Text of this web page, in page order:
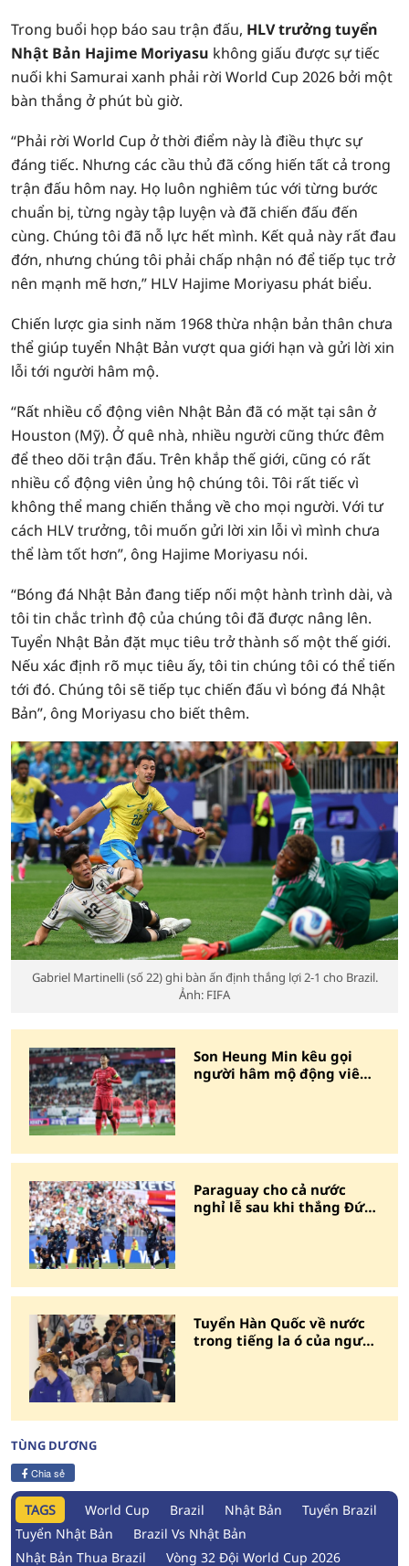
Trong buổi họp báo sau trận đấu, HLV trưởng tuyển
Nhật Bản Hajime Moriyasu không giấu được sự tiếc
nuối khi Samurai xanh phải rời World Cup 2026 bởi một
bàn thắng ở phút bù giờ.
“Phải rời World Cup ở thời điểm này là điều thực sự
đáng tiếc. Nhưng các cầu thủ đã cống hiến tất cả trong
trận đấu hôm nay. Họ luôn nghiêm túc với từng bước
chuẩn bị, từng ngày tập luyện và đã chiến đấu đến
cùng. Chúng tôi đã nỗ lực hết mình. Kết quả này rất đau
đớn, nhưng chúng tôi phải chấp nhận nó để tiếp tục trở
nên mạnh mẽ hơn,” HLV Hajime Moriyasu phát biểu.
Chiến lược gia sinh năm 1968 thừa nhận bản thân chưa
thể giúp tuyển Nhật Bản vượt qua giới hạn và gửi lời xin
lỗi tới người hâm mộ.
“Rất nhiều cổ động viên Nhật Bản đã có mặt tại sân ở
Houston (Mỹ). Ở quê nhà, nhiều người cũng thức đêm
để theo dõi trận đấu. Trên khắp thế giới, cũng có rất
nhiều cổ động viên ủng hộ chúng tôi. Tôi rất tiếc vì
không thể mang chiến thắng về cho mọi người. Với tư
cách HLV trưởng, tôi muốn gửi lời xin lỗi vì mình chưa
thể làm tốt hơn”, ông Hajime Moriyasu nói.
“Bóng đá Nhật Bản đang tiếp nối một hành trình dài, và
tôi tin chắc trình độ của chúng tôi đã được nâng lên.
Tuyển Nhật Bản đặt mục tiêu trở thành số một thế giới.
Nếu xác định rõ mục tiêu ấy, tôi tin chúng tôi có thể tiến
tới đó. Chúng tôi sẽ tiếp tục chiến đấu vì bóng đá Nhật
Bản”, ông Moriyasu cho biết thêm.
Gabriel Martinelli (số 22) ghi bàn ấn định thắng lợi 2-1 cho Brazil.
Ảnh: FIFA
Son Heung Min kêu gọi
người hâm mộ động viên
Paraguay cho cả nước
nghỉ lễ sau khi thắng Đức
Tuyển Hàn Quốc về nước
trong tiếng la ó của người
TÙNG DƯƠNG
Chia sẻ
TAGS World Cup Brazil Nhật Bản
Tuyển Brazil
Tuyển Nhật Bản
Brazil Vs Nhật Bản
Nhật Bản Thua Brazil
Vòng 32 Đội World Cup 2026